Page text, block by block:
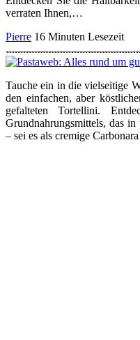
verraten Ihnen,…
Pierre 16 Minuten Lesezeit
Tauche ein in die vielseitige
den einfachen, aber
gefalteten Tortellini.
Grundnahrungsmittels, das
– sei es als cremige